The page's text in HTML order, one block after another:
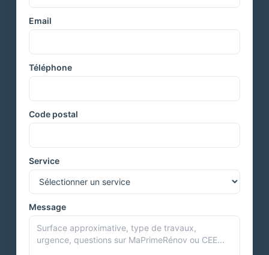
Email
Téléphone
Code postal
Service
Message